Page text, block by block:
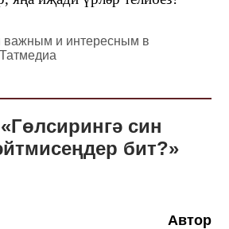
и интересным в
Татмедиа
син
бит?»
Автор